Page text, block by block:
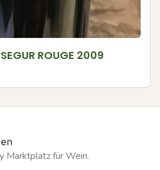
ROUGE 2009
Marktplatz für Wein.